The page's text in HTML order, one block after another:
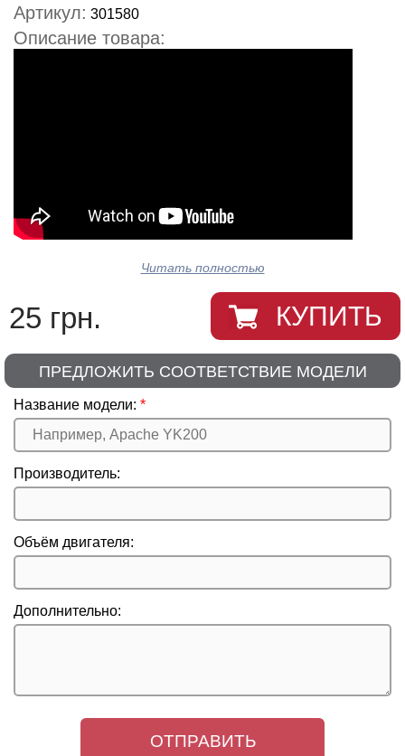
Артикул: 301580
Описание товара:
Читать полностью
25 грн. КУПИТЬ
ПРЕДЛОЖИТЬ СООТВЕТСТВИЕ МОДЕЛИ
Название модели:
Производитель:
Объём двигателя:
Дополнительно: